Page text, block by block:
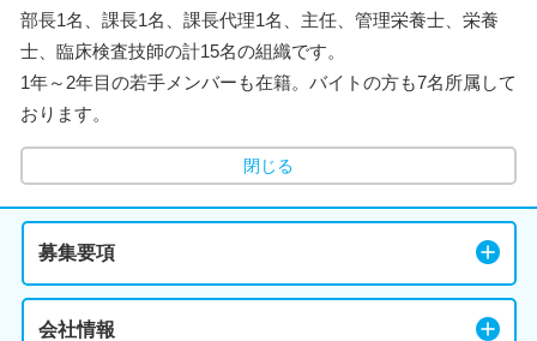
部長1名、課長1名、課長代理1名、主任、管理栄養士、栄養
士、臨床検査技師の計15名の組織です。
1年～2年目の若手メンバーも在籍。バイトの方も7名所属して
おります。
閉じる
募集要項
会社情報